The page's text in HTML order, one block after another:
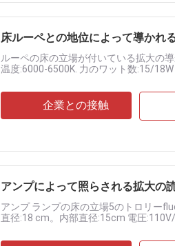
床ルーペとの地位によって導かれ
ルーペの床の立場が付いている拡大の
温度:6000-6500K. 力のワット数:15/
企業との接触
アンプによって照らされる拡大の
アンプ ランプの床の立場5のトロリー
直径:18 cm。内部直径:15cm 電圧